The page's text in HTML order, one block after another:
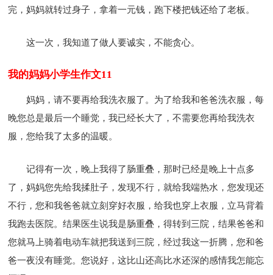
完，妈妈就转过身子，拿着一元钱，跑下楼把钱还给了老板。
这一次，我知道了做人要诚实，不能贪心。
我的妈妈小学生作文11
妈妈，请不要再给我洗衣服了。为了给我和爸爸洗衣服，每
晚您总是最后一个睡觉，我已经长大了，不需要您再给我洗衣
服，您给我了太多的温暖。
记得有一次，晚上我得了肠重叠，那时已经是晚上十点多
了，妈妈您先给我揉肚子，发现不行，就给我端热水，您发现还
不行，您和我爸爸就立刻穿好衣服，给我也穿上衣服，立马背着
我跑去医院。结果医生说我是肠重叠，得转到三院，结果爸爸和
您就马上骑着电动车就把我送到三院，经过我这一折腾，您和爸
爸一夜没有睡觉。您说好，这比山还高比水还深的感情我怎能忘